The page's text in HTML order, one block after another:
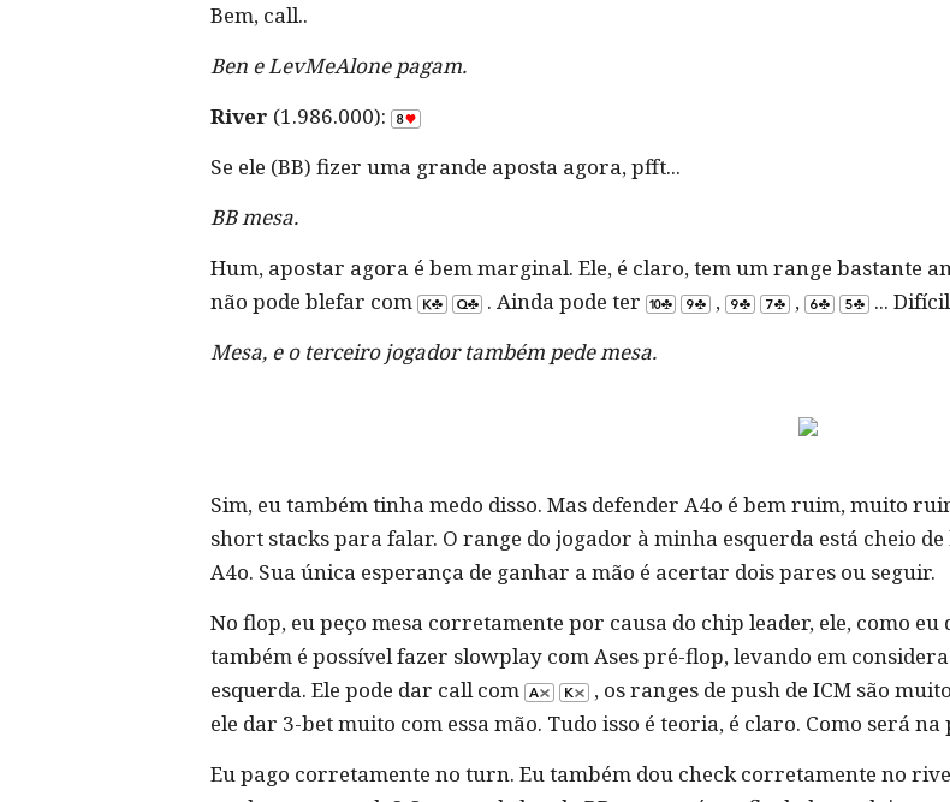
Bem, call..
Ben e LevMeAlone pagam.
River (1.986.000):
Se ele (BB) fizer uma grande aposta agora, pfft...
BB mesa.
Hum, apostar agora é bem marginal. Ele, é claro, tem um range bastante
não pode blefar com
. Ainda pode ter , ,
...
Mesa, e o terceiro jogador também pede mesa.
Sim, eu também tinha medo disso. Mas defender A4o é bem ruim, muito
short stacks para falar. O range do jogador à minha esquerda está cheio
A4o. Sua única esperança de ganhar a mão é acertar dois pares ou seguir.
No flop, eu peço mesa corretamente por causa do chip leader, ele, como eu
também é possível fazer slowplay com Ases pré-flop, levando em
esquerda. Ele pode dar call com
, os ranges de push de ICM são
ele dar 3-bet muito com essa mão. Tudo isso é teoria, é claro. Como será
Eu pago corretamente no turn. Eu também dou check corretamente no